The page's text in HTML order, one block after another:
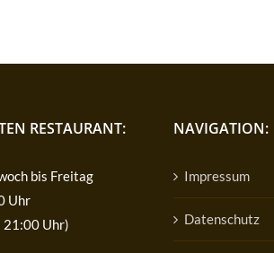
RESTAURANT:
bis Freitag
Uhr
21:00 Uhr)
NAVIGATION:
Impressum
Datenschutz